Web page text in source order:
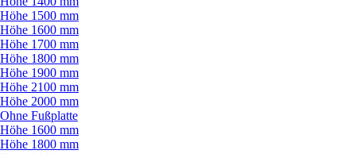
Höhe 1500 mm
Höhe 1600 mm
Höhe 1700 mm
Höhe 1800 mm
Höhe 1900 mm
Höhe 2100 mm
Höhe 2000 mm
Ohne Fußplatte
Höhe 1600 mm
Höhe 1800 mm